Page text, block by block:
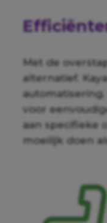
Met de
alternatief.
voor
aan specifieke
moeilijk doen